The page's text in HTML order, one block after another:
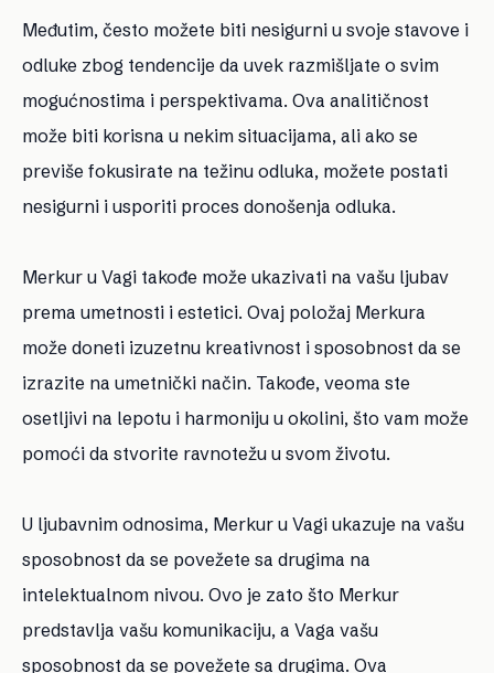
Međutim, često možete biti nesigurni u svoje stavove i
odluke zbog tendencije da uvek razmišljate o svim
mogućnostima i perspektivama. Ova analitičnost
može biti korisna u nekim situacijama, ali ako se
previše fokusirate na težinu odluka, možete postati
nesigurni i usporiti proces donošenja odluka.
Merkur u Vagi takođe može ukazivati na vašu ljubav
prema umetnosti i estetici. Ovaj položaj Merkura
može doneti izuzetnu kreativnost i sposobnost da se
izrazite na umetnički način. Takođe, veoma ste
osetljivi na lepotu i harmoniju u okolini, što vam može
pomoći da stvorite ravnotežu u svom životu.
U ljubavnim odnosima, Merkur u Vagi ukazuje na vašu
sposobnost da se povežete sa drugima na
intelektualnom nivou. Ovo je zato što Merkur
predstavlja vašu komunikaciju, a Vaga vašu
sposobnost da se povežete sa drugima. Ova